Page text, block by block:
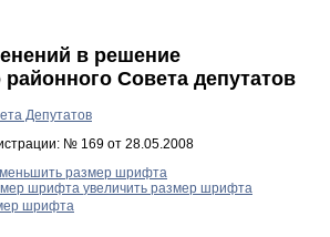
в решение
районного Совета депутатов
Депутатов
№ 169 от 28.05.2008
размер шрифта
увеличить размер шрифта